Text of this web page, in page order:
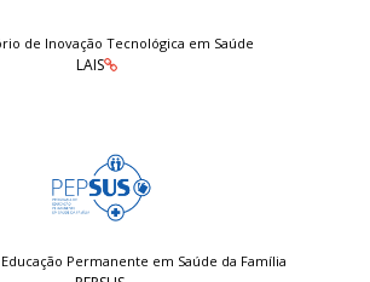
de Inovação Tecnológica em Saúde
LAIS
Permanente em Saúde da Família